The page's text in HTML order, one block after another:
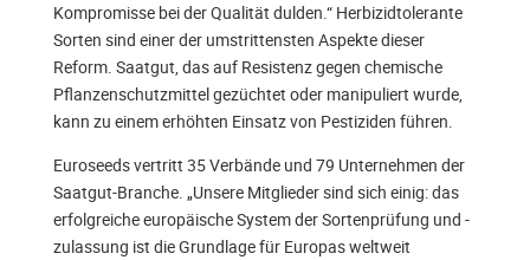
Kompromisse bei der Qualität dulden.“ Herbizidtolerante
Sorten sind einer der umstrittensten Aspekte dieser
Reform. Saatgut, das auf Resistenz gegen chemische
Pflanzenschutzmittel gezüchtet oder manipuliert wurde,
kann zu einem erhöhten Einsatz von Pestiziden führen.
Euroseeds vertritt 35 Verbände und 79 Unternehmen der
Saatgut-Branche. „Unsere Mitglieder sind sich einig: das
erfolgreiche europäische System der Sortenprüfung und -
zulassung ist die Grundlage für Europas weltweit